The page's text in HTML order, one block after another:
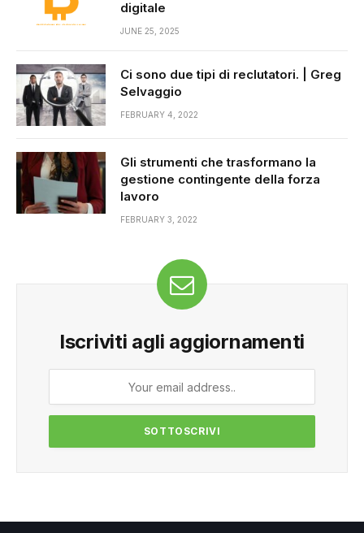
digitale
JUNE 25, 2025
Ci sono due tipi di reclutatori. | Greg
Selvaggio
FEBRUARY 4, 2022
Gli strumenti che trasformano la
gestione contingente della forza
lavoro
FEBRUARY 3, 2022
Iscriviti agli aggiornamenti